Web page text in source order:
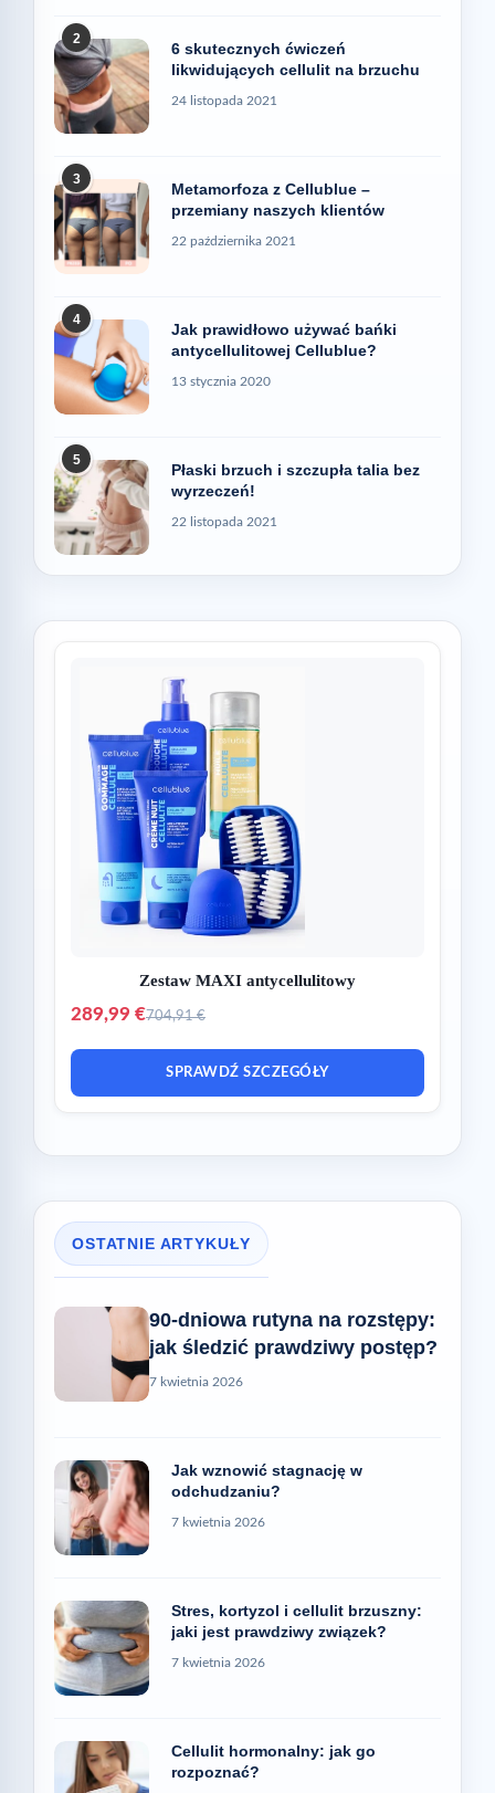
2
6 skutecznych ćwiczeń
likwidujących cellulit na brzuchu
24 listopada 2021
3
Metamorfoza z Cellublue –
przemiany naszych klientów
22 października 2021
4
Jak prawidłowo używać bańki
antycellulitowej Cellublue?
13 stycznia 2020
5
Płaski brzuch i szczupła talia bez
wyrzeczeń!
22 listopada 2021
Zestaw MAXI antycellulitowy
289,99 €704,91 €
SPRAWDŹ SZCZEGÓŁY
OSTATNIE ARTYKUŁY
90-dniowa rutyna na rozstępy:
jak śledzić prawdziwy postęp?
7 kwietnia 2026
Jak wznowić stagnację w
odchudzaniu?
7 kwietnia 2026
Stres, kortyzol i cellulit brzuszny:
jaki jest prawdziwy związek?
7 kwietnia 2026
Cellulit hormonalny: jak go
rozpoznać?